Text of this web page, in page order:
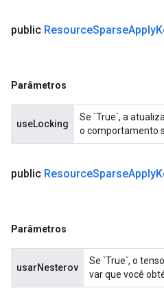
public ResourceSparseApply
Parâmetros
useLocking
Se `True`, a
o comportamento
public ResourceSparseApply
Parâmetros
usarNesterov
Se `True`, o
var que você